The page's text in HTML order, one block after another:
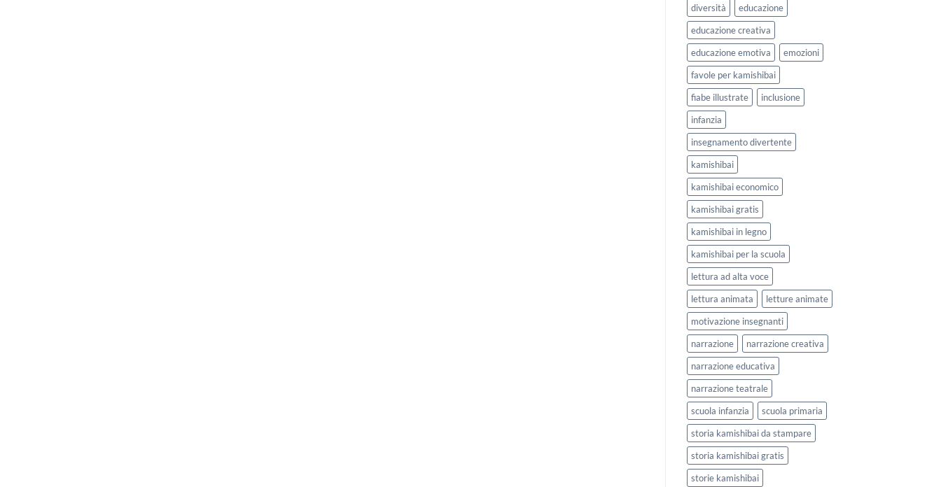
diversità
educazione
educazione creativa
educazione emotiva
emozioni
favole per kamishibai
fiabe illustrate
inclusione
infanzia
insegnamento divertente
kamishibai
kamishibai economico
kamishibai gratis
kamishibai in legno
kamishibai per la scuola
lettura ad alta voce
lettura animata
letture animate
motivazione insegnanti
narrazione
narrazione creativa
narrazione educativa
narrazione teatrale
scuola infanzia
scuola primaria
storia kamishibai da stampare
storia kamishibai gratis
storie kamishibai